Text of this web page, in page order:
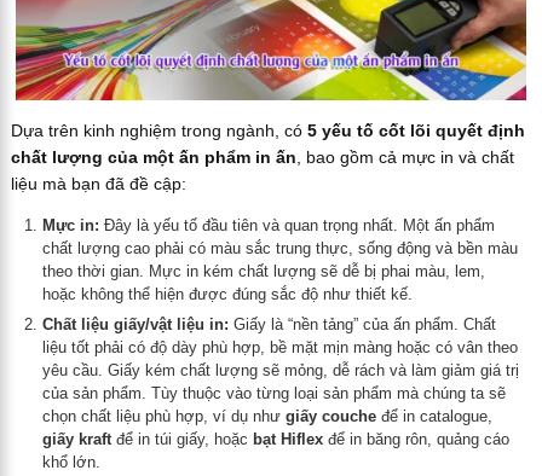
Dựa trên kinh nghiệm trong ngành, có 5 yếu tố cốt lõi quyết định
chất lượng của một ấn phẩm in ấn , bao gồm cả mực in và chất
liệu mà bạn đã đề cập:
Mực in: Đây là yếu tố đầu tiên và quan trọng nhất. Một ấn phẩm
chất lượng cao phải có màu sắc trung thực, sống động và bền màu
theo thời gian. Mực in kém chất lượng sẽ dễ bị phai màu, lem,
hoặc không thể hiện được đúng sắc độ như thiết kế.
Chất liệu giấy/vật liệu in: Giấy là “nền tảng” của ấn phẩm. Chất
liệu tốt phải có độ dày phù hợp, bề mặt mịn màng hoặc có vân theo
yêu cầu. Giấy kém chất lượng sẽ mỏng, dễ rách và làm giảm giá trị
của sản phẩm. Tùy thuộc vào từng loại sản phẩm mà chúng ta sẽ
chọn chất liệu phù hợp, ví dụ như giấy coucheđể in catalogue,
giấy kraftđể in túi giấy, hoặc bạt Hiflexđể in băng rôn, quảng cáo
khổ lớn.